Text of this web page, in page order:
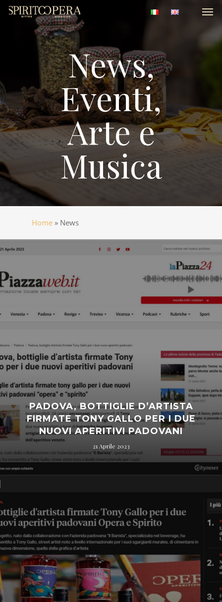
Skip
News,
Eventi,
Artee
Musica
Home » News
PADOVA, BOTTIGLIE D’ARTISTA
FIRMATE TONY GALLO PER I DUE
NUOVI APERITIVI PADOVANI
21 Aprile 2023